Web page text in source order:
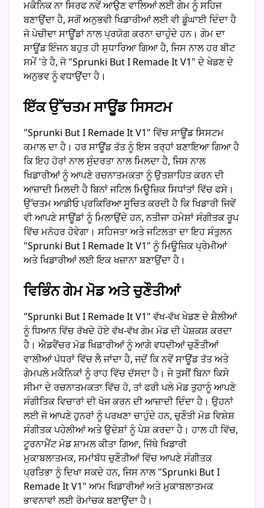
ਮਕੈਨਿਕ ਨਾ ਸਿਰਫ ਨਵੇਂ ਆਉਣ ਵਾਲਿਆਂ ਲਈ ਗੇਮ ਨੂੰ ਸਹਿਜ
ਬਣਾਉਂਦਾ ਹੈ, ਸਗੋਂ ਅਨੁਭਵੀ ਖਿਡਾਰੀਆਂ ਲਈ ਵੀ ਡੂੰਘਾਈ ਦਿੰਦਾ ਹੈ
ਜੋ ਪੇਚੀਦਾ ਸਾਊਂਡਾਂ ਨਾਲ ਪ੍ਰਯੋਗ ਕਰਨਾ ਚਾਹੁੰਦੇ ਹਨ। ਗੇਮ ਦਾ
ਸਾਊਂਡ ਇੰਜਨ ਬਹੁਤ ਹੀ ਸੁਧਾਰਿਆ ਗਿਆ ਹੈ, ਜਿਸ ਨਾਲ ਹਰ ਬੀਟ
ਸਮੇਂ 'ਤੇ ਹੈ, ਜੋ "Sprunki But I Remade It V1" ਦੇ ਖੇਡਣ ਦੇ
ਅਨੁਭਵ ਨੂੰ ਵਧਾਉਂਦਾ ਹੈ।
ਇੱਕ ਉੱਚਤਮ ਸਾਊਂਡ ਸਿਸਟਮ
"Sprunki But I Remade It V1" ਵਿੱਚ ਸਾਊਂਡ ਸਿਸਟਮ
ਕਮਾਲ ਦਾ ਹੈ। ਹਰ ਸਾਊਂਡ ਤੱਤ ਨੂੰ ਇਸ ਤਰ੍ਹਾਂ ਬਣਾਇਆ ਗਿਆ ਹੈ
ਕਿ ਇਹ ਹੋਰਾਂ ਨਾਲ ਸੁੰਦਰਤਾ ਨਾਲ ਮਿਲਦਾ ਹੈ, ਜਿਸ ਨਾਲ
ਖਿਡਾਰੀਆਂ ਨੂੰ ਆਪਣੇ ਰਚਨਾਤਮਕਤਾ ਨੂੰ ਉਤਸ਼ਾਹਿਤ ਕਰਨ ਦੀ
ਆਜ਼ਾਦੀ ਮਿਲਦੀ ਹੈ ਬਿਨਾਂ ਜਟਿਲ ਮਿਊਜ਼ਿਕ ਸਿਧਾਂਤਾਂ ਵਿੱਚ ਫਸੇ।
ਉੱਚਤਮ ਆਡੀਓ ਪ੍ਰਕਿਰਿਆ ਸੂਚਿਤ ਕਰਦੀ ਹੈ ਕਿ ਖਿਡਾਰੀ ਜਿਵੇਂ
ਵੀ ਆਪਣੇ ਸਾਊਂਡਾਂ ਨੂੰ ਮਿਲਾਉਂਦੇ ਹਨ, ਨਤੀਜਾ ਹਮੇਸ਼ਾਂ ਸੰਗੀਤਕ ਰੂਪ
ਵਿੱਚ ਮਨੋਹਰ ਹੋਵੇਗਾ। ਸਹਿਜਤਾ ਅਤੇ ਜਟਿਲਤਾ ਦਾ ਇਹ ਸੰਤੁਲਨ
"Sprunki But I Remade It V1" ਨੂੰ ਮਿਊਜ਼ਿਕ ਪ੍ਰੇਮੀਆਂ
ਅਤੇ ਖਿਡਾਰੀਆਂ ਲਈ ਇਕ ਖਜ਼ਾਨਾ ਬਣਾਉਂਦਾ ਹੈ।
ਵਿਭਿੰਨ ਗੇਮ ਮੋਡ ਅਤੇ ਚੁਣੌਤੀਆਂ
"Sprunki But I Remade It V1" ਵੱਖ-ਵੱਖ ਖੇਡਣ ਦੇ ਸ਼ੈਲੀਆਂ
ਨੂੰ ਧਿਆਨ ਵਿੱਚ ਰੱਖਦੇ ਹੋਏ ਵੱਖ-ਵੱਖ ਗੇਮ ਮੋਡ ਦੀ ਪੇਸ਼ਕਸ਼ ਕਰਦਾ
ਹੈ। ਐਡਵੈਂਚਰ ਮੋਡ ਖਿਡਾਰੀਆਂ ਨੂੰ ਆਗੇ ਵਧਦੀਆਂ ਚੁਣੌਤੀਆਂ
ਵਾਲੀਆਂ ਪੱਧਰਾਂ ਵਿੱਚ ਲੈ ਜਾਂਦਾ ਹੈ, ਜਦੋਂ ਕਿ ਨਵੇਂ ਸਾਊਂਡ ਤੱਤ ਅਤੇ
ਗੇਮਪਲੇ ਮਕੈਨਿਕਾਂ ਨੂੰ ਰਾਹ ਵਿੱਚ ਦੱਸਦਾ ਹੈ। ਜੇ ਤੁਸੀਂ ਬਿਨਾ ਕਿਸੇ
ਸੀਮਾ ਦੇ ਰਚਨਾਤਮਕਤਾ ਵਿੱਚ ਹੋ, ਤਾਂ ਫਰੀ ਪਲੇ ਮੋਡ ਤੁਹਾਨੂੰ ਆਪਣੇ
ਸੰਗੀਤਿਕ ਵਿਚਾਰਾਂ ਦੀ ਖੋਜ ਕਰਨ ਦੀ ਆਜ਼ਾਦੀ ਦਿੰਦਾ ਹੈ। ਉਹਨਾਂ
ਲਈ ਜੋ ਆਪਣੇ ਹੁਨਰਾਂ ਨੂੰ ਪਰਖਣਾ ਚਾਹੁੰਦੇ ਹਨ, ਚੁਣੌਤੀ ਮੋਡ ਵਿਸ਼ੇਸ਼
ਸੰਗੀਤਕ ਪਹੇਲੀਆਂ ਅਤੇ ਉਦੇਸ਼ਾਂ ਨੂੰ ਪੇਸ਼ ਕਰਦਾ ਹੈ। ਹਾਲ ਹੀ ਵਿੱਚ,
ਟੂਰਨਾਮੈਂਟ ਮੋਡ ਸ਼ਾਮਲ ਕੀਤਾ ਗਿਆ, ਜਿੱਥੇ ਖਿਡਾਰੀ
ਮੁਕਾਬਲਾਤਮਕ, ਸਮਾਂਬੱਧ ਚੁਣੌਤੀਆਂ ਵਿੱਚ ਆਪਣੇ ਸੰਗੀਤਕ
ਪ੍ਰਤਿਭਾ ਨੂੰ ਦਿਖਾ ਸਕਦੇ ਹਨ, ਜਿਸ ਨਾਲ "Sprunki But I
Remade It V1" ਆਮ ਖਿਡਾਰੀਆਂ ਅਤੇ ਮੁਕਾਬਲਾਤਮਕ
ਭਾਵਨਾਵਾਂ ਲਈ ਰੋਮਾਂਚਕ ਬਣਾਉਂਦਾ ਹੈ।